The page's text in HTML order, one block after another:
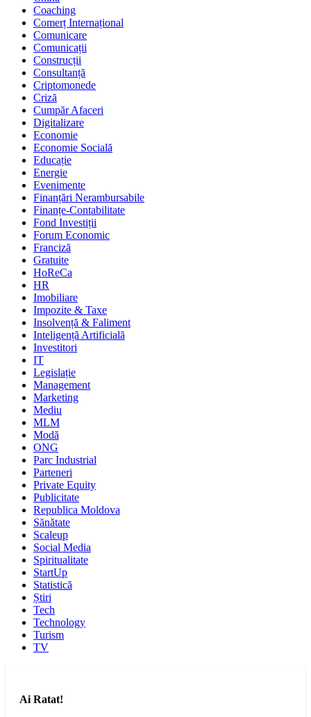
Coaching
Comerț Internațional
Comunicare
Comunicații
Construcții
Consultanță
Criptomonede
Criză
Cumpăr Afaceri
Digitalizare
Economie
Economie Socială
Educație
Energie
Evenimente
Finanțări Nerambursabile
Finanțe-Contabilitate
Fond Investiții
Forum Economic
Franciză
Gratuite
HoReCa
HR
Imobiliare
Impozite & Taxe
Insolvență & Faliment
Inteligență Artificială
Investitori
IT
Legislație
Management
Marketing
Mediu
MLM
Modă
ONG
Parc Industrial
Parteneri
Private Equity
Publicitate
Republica Moldova
Sănătate
Scaleup
Social Media
Spiritualitate
StartUp
Statistică
Știri
Tech
Technology
Turism
TV
Ai Ratat!